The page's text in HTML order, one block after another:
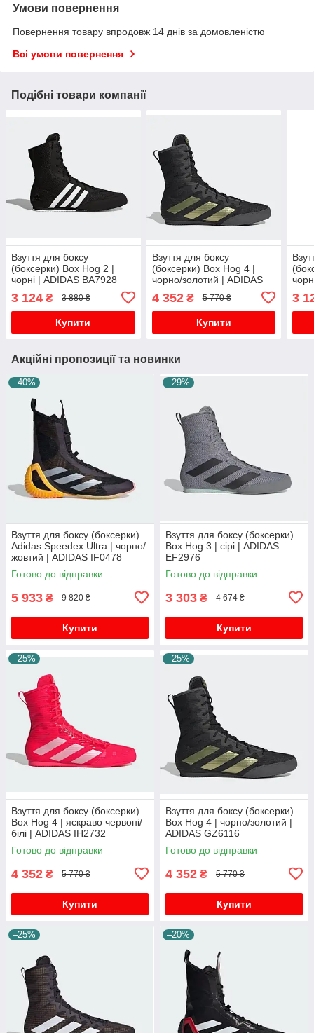
Умови повернення
Повернення товару впродовж 14 днів за домовленістю
Всі умови повернення
Подібні товари компанії
Взуття для боксу
(боксерки) Box Hog 2 |
чорні | ADIDAS BA7928
3 124 ₴ 3 880 ₴
Купити
Взуття для боксу
(боксерки) Box Hog 4 |
чорно/золотий | ADIDAS
4 352₴ 5 770 ₴
Купити
3
Акційні пропозиції та новинки
–40%
Взуття для боксу (боксерки)
Adidas Speedex Ultra | чорно/
жовтий | ADIDAS IF0478
Готово до відправки
5 933 ₴ 9 820 ₴
Купити
–29%
Взуття для боксу (боксерки)
Box Hog 3 | сірі | ADIDAS
EF2976
Готово до відправки
3 303 ₴ 4 674 ₴
Купити
–25%
Взуття для боксу (боксерки)
Box Hog 4 | яскраво червоні/
білі | ADIDAS IH2732
Готово до відправки
4 352 ₴ 5 770 ₴
Купити
–25%
Взуття для боксу (боксерки)
Box Hog 4 | чорно/золотий |
ADIDAS GZ6116
Готово до відправки
4 352 ₴ 5 770 ₴
Купити
–25% –20%